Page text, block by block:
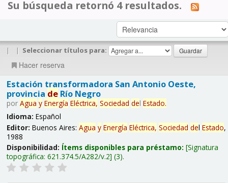
Su búsqueda retornó 4 resultados.
| | Seleccionar títulos para:
Hacer reserva
Estación transformadora San Antonio Oeste,
provincia deRío Negro
por Agua y Energía Eléctrica, Sociedad del Estado.
Idioma: Español
Editor: Buenos Aires: Agua y Energía Eléctrica, Sociedad del Estado,
1988
Disponibilidad: Ítems disponibles para préstamo: Signatura
topográfica: 621.374.5/A282/v.2 (3).